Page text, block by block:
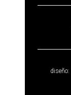
diseño: